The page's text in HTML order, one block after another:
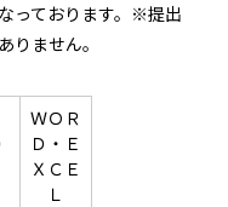
っております。※提出
りません。
ＷＯＲ
Ｄ・Ｅ
ＸＣＥ
Ｌ